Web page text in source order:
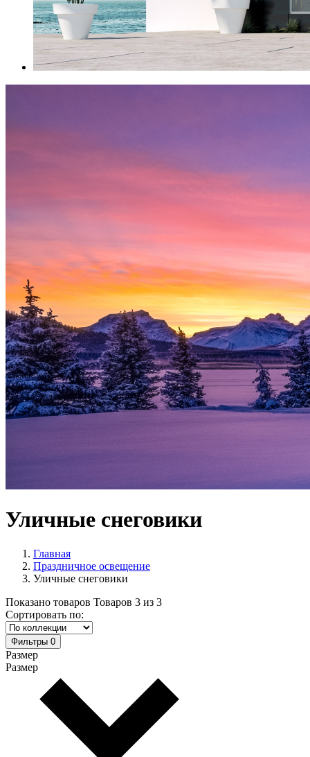
Уличные снеговики
Главная
Праздничное освещение
Уличные снеговики
Показано товаров Товаров 3 из 3
Сортировать по:
Фильтры 0
Размер
Размер